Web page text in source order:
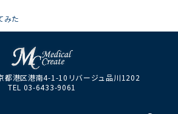
みた
都港区港南4-1-10リバージュ品川1202
TEL 03-6433-9061